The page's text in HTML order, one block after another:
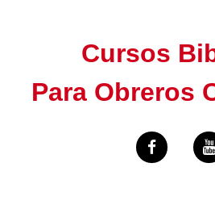
Cursos
Para Obreros